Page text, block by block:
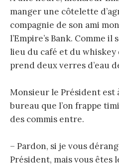
manger une côtelette
compagnie de son ami
l’Empire’s Bank. Comme il
lieu du café et du whiskey
prend deux verres d’eau
Monsieur le Président est
bureau que l’on frappe
des commis entre.
– Pardon, si je vous
Président, mais vous êtes